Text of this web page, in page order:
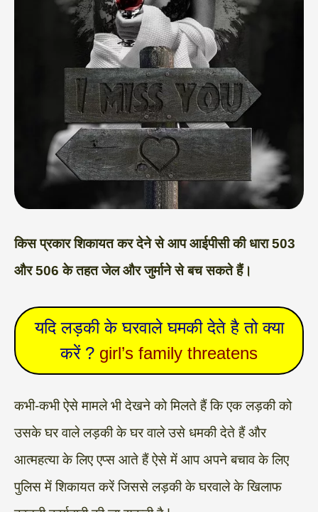
किस प्रकार शिकायत कर देने से आप आईपीसी की धारा 503
और 506 के तहत जेल और जुर्माने से बच सकते हैं।
यदि लड़की के घरवाले घमकी देते है तो क्या
करें ? girl’s family threatens
कभी-कभी ऐसे मामले भी देखने को मिलते हैं कि एक लड़की को
उसके घर वाले लड़की के घर वाले उसे धमकी देते हैं और
आत्महत्या के लिए एप्स आते हैं ऐसे में आप अपने बचाव के लिए
पुलिस में शिकायत करें जिससे लड़की के घरवाले के खिलाफ